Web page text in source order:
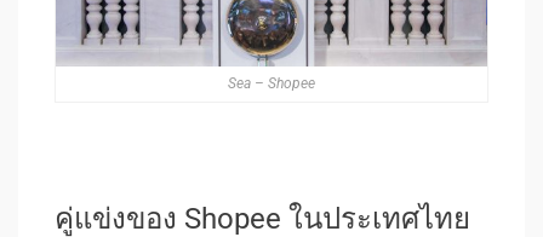
Sea – Shopee
คู่แข่งของ Shopee ในประเทศไทย